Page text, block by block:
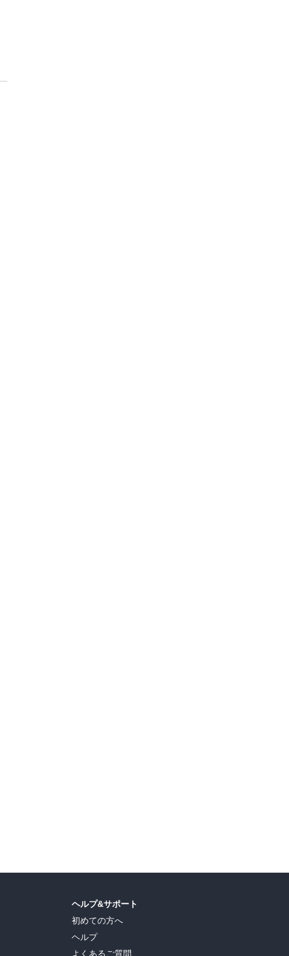
ヘルプ&サポート
初めての方へ
ヘルプ
よくあるご質問